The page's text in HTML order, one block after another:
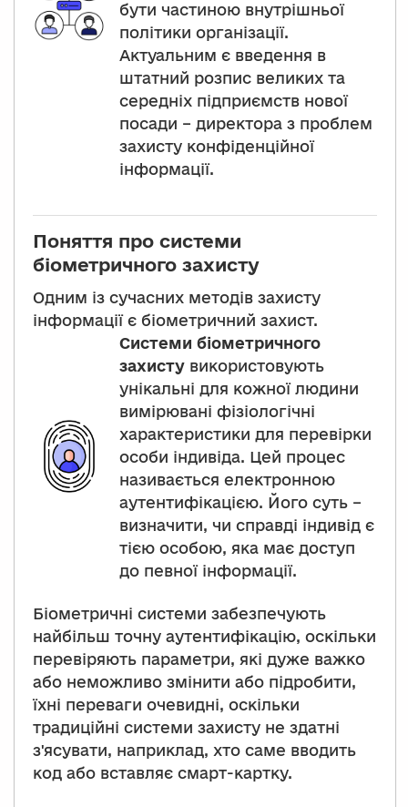
бути частиною внутрішньої
політики організації.
Актуальним є введення в
штатний розпис великих та
середніх підприємств нової
посади – директора з проблем
захисту конфіденційної
інформації.
Поняття про системи
біометричного захисту
Одним із сучасних методів захисту
інформації є біометричний захист.
Системи біометричного
захисту використовують
унікальні для кожної людини
вимірювані фізіологічні
характеристики для перевірки
особи індивіда. Цей процес
називається електронною
аутентифікацією. Його суть –
визначити, чи справді індивід є
тією особою, яка має доступ
до певної інформації.
Біометричні системи забезпечують
найбільш точну аутентифікацію, оскільки
перевіряють параметри, які дуже важко
або неможливо змінити або підробити,
їхні переваги очевидні, оскільки
традиційні системи захисту не здатні
з'ясувати, наприклад, хто саме вводить
код або вставляє смарт-картку.